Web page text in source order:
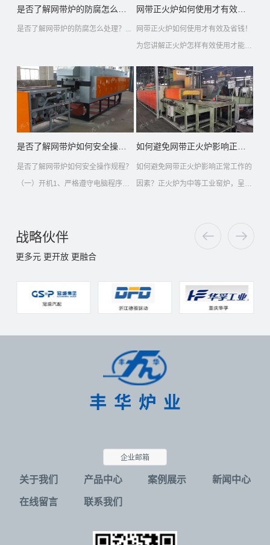
是否了解网带炉的防腐怎么处理？...
网带正火炉如何使用才有效及省钱？
网带正火炉如何使用才有效及省钱！
为您讲解正火炉怎样有效使用才能更
是否了解网带炉如何安全操作规程？
（一）开机1、严格遵守电脑程序操
如何避免网带正火炉影响正常工作的
因素？正火炉为中等工业窑炉，呈长
战略伙伴
更多元 更开放 更融合
企业邮箱
关于我们 产品中心 案例展示 新闻中心
在线留言 联系我们